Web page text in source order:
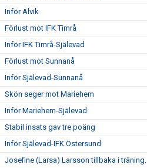
Inför Alvik
Förlust mot IFK Timrå
Inför IFK Timrå-Själevad
Förlust mot Sunnanå
Inför Själevad-Sunnanå
Skön seger mot Mariehem
Inför Mariehem-Själevad
Stabil insats gav tre poäng
Inför Själevad-IFK Östersund
Josefine (Larsa) Larsson tillbaka i träning.